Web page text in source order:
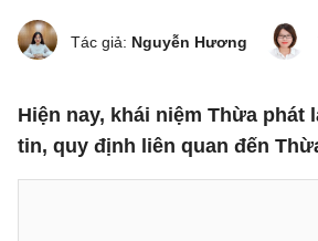
Tác giả: Nguyễn Hương
Hiện nay, khái niệm Thừa
tin, quy định liên quan đến